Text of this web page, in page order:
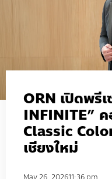
ORN เปิดพรี
INFINITE”
Classic
เชียงใหม่